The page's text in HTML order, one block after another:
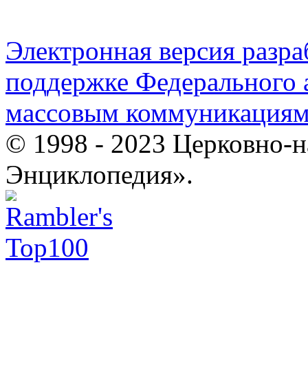
Электронная версия
поддержке Федерального
массовым
© 1998 - 2023 Церковно-
Энциклопедия».